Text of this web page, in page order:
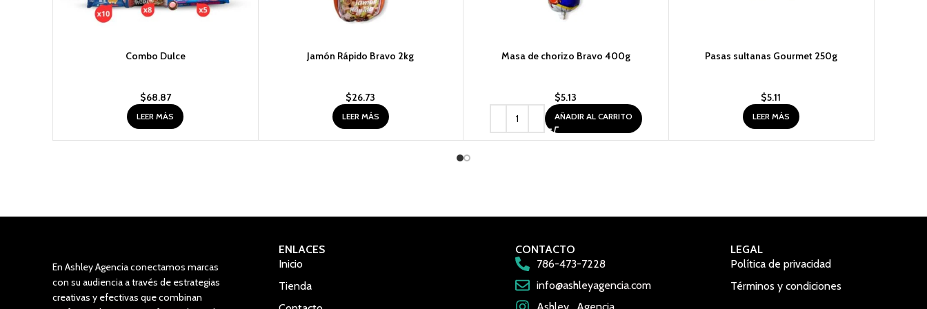
Combo Dulce
$68.87
LEER MÁS
Jamón Rápido Bravo 2kg
$26.73
LEER MÁS
Masa de chorizo Bravo 400g
$5.13
AÑADIR AL CARRITO
Pasas sultanas Gourmet 250g
$5.11
LEER MÁS
En Ashley Agencia conectamos marcas
con su audiencia a través de estrategias
creativas y efectivas que combinan
ENLACES
Inicio
Tienda
CONTACTO
786-473-7228
info@ashleyagencia.com
Ashley_Agencia
LEGAL
Política de privacidad
Términos y condiciones